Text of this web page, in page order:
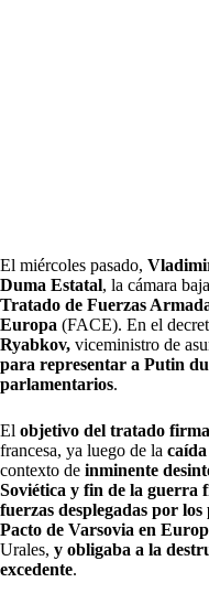
El miércoles pasado,
Duma Estatal, la cámara
Tratado de Fuerzas
Europa (FACE). En el
Ryabkov, viceministro de
para representar a Putin
parlamentarios.
El objetivo del tratado
francesa, ya luego de la
contexto de inminente
Soviética y fin de la guerra
fuerzas desplegadas por
Pacto de Varsovia en
Urales, y obligaba a la
excedente.